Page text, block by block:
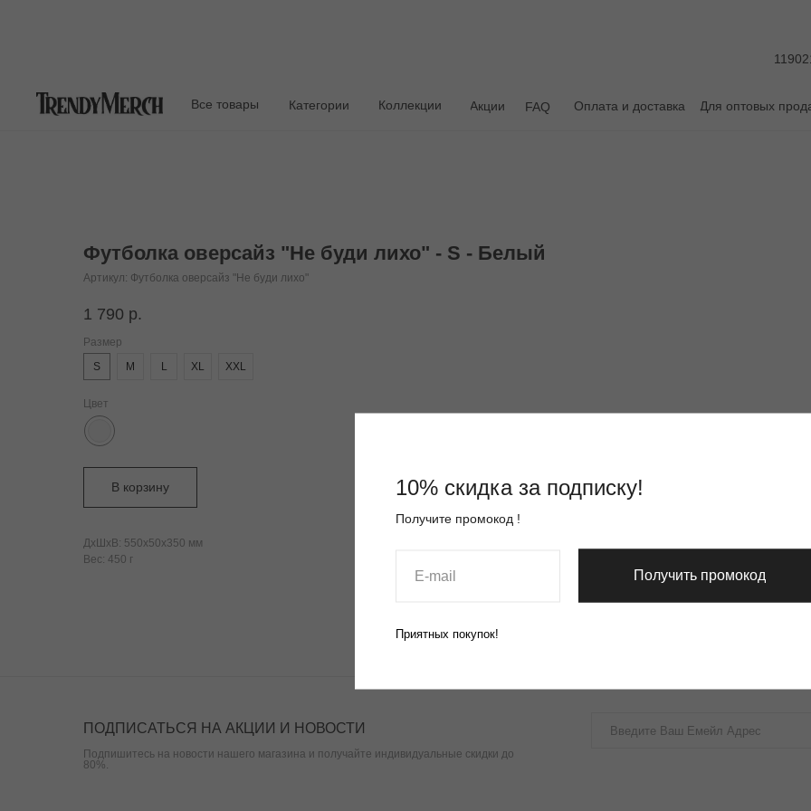
Категории Коллекции
Все товары Акции FAQ Для оптовых
Оплата и доставка
Футболка оверсайз "Не буди лихо" - S - Белый
Артикул: Футболка оверсайз "Не буди лихо"
1 790 р.
Размер
S
M L XL XXL
Цвет
В корзину
ДxШxВ: 550x50x350 мм
Вес: 450 г
ПОДПИСАТЬСЯ НА АКЦИИ И НОВОСТИ
Подпишитесь на новости нашего магазина и получайте индивидуальные скидки до
80%.
10% скидка за подписку!
Получите промокод !
Получить промокод
Приятных покупок!